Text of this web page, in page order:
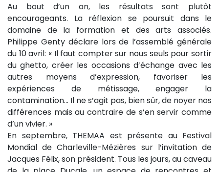
Au bout d’un an, les résultats sont plutôt
encourageants. La réflexion se poursuit dans le
domaine de la formation et des arts associés.
Philippe Genty déclare lors de l’assemblé générale
du 10 avril: « Il faut compter sur nous seuls pour sortir
du ghetto, créer les occasions d’échange avec les
autres moyens d’expression, favoriser les
expériences de métissage, engager la
contamination… Il ne s’agit pas, bien sûr, de noyer nos
différences mais au contraire de s’en servir comme
d’un vivier. »
En septembre, THEMAA est présente au Festival
Mondial de Charleville-Mézières sur l’invitation de
Jacques Félix, son président. Tous les jours, au caveau